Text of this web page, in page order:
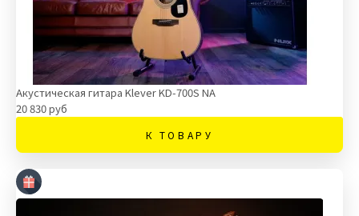
Акустическая гитара Klever KD-700S NA
20 830 руб
К ТОВАРУ